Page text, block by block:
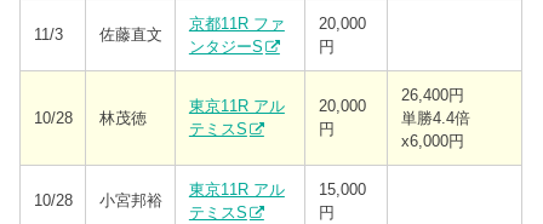
11/3 佐藤直文
京都11R ファ
ンタジーS
20,000
円
10/28 林茂徳
東京11R アル
テミスS
20,000
円
26,400円
単勝4.4倍
x6,000円
10/28 小宮邦裕
東京11R アル
テミスS
15,000
円